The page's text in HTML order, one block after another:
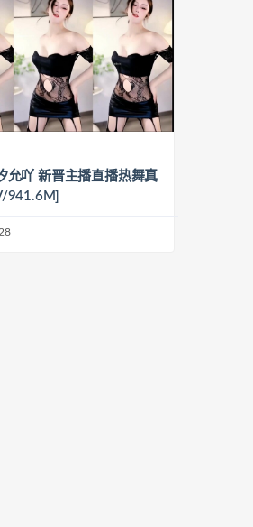
允吖 新晋主播直播热舞真
941.6M]